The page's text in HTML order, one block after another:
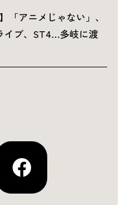
「アニメじゃない」、
イブ、ST4…多岐に渡